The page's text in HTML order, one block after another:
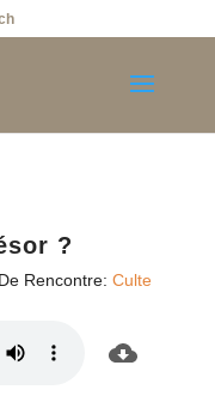
?
Rencontre: Culte